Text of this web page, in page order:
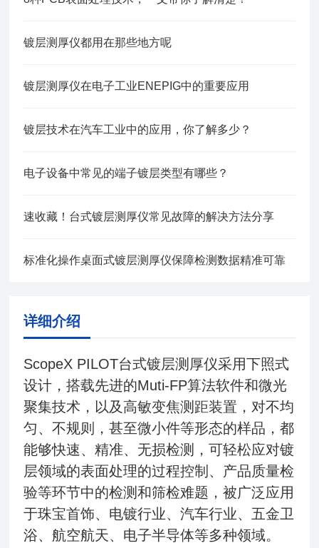
镀层测厚仪都用在那些地方呢
镀层测厚仪在电子工业ENEPIG中的重要应用
镀层技术在汽车工业中的应用，你了解多少？
电子设备中常见的端子镀层类型有哪些？
速收藏！台式镀层测厚仪常见故障的解决方法分享
标准化操作桌面式镀层测厚仪保障检测数据精准可靠
详细介绍
ScopeX PILOT台式镀层测厚仪采用下照式
设计，搭载先进的Muti-FP算法软件和微光
聚集技术，以及高敏变焦测距装置，对不均
匀、不规则，甚至微小件等形态的样品，都
能够快速、精准、无损检测，可轻松应对镀
层领域的表面处理的过程控制、产品质量检
验等环节中的检测和筛检难题，被广泛应用
于珠宝首饰、电镀行业、汽车行业、五金卫
浴、航空航天、电子半导体等多种领域。